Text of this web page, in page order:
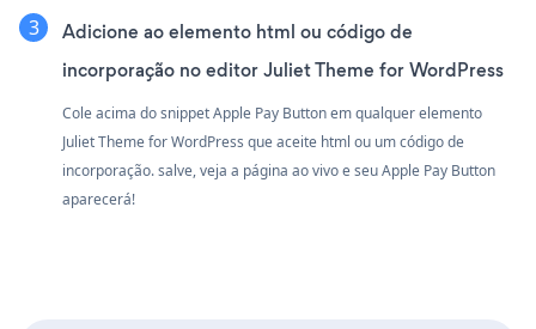
Adicione ao elemento html ou código de
incorporação no editor Juliet Theme for WordPress
Cole acima do snippet Apple Pay Button em qualquer elemento
Juliet Theme for WordPress que aceite html ou um código de
incorporação. salve, veja a página ao vivo e seu Apple Pay Button
aparecerá!